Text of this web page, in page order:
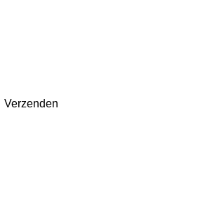
Verzenden